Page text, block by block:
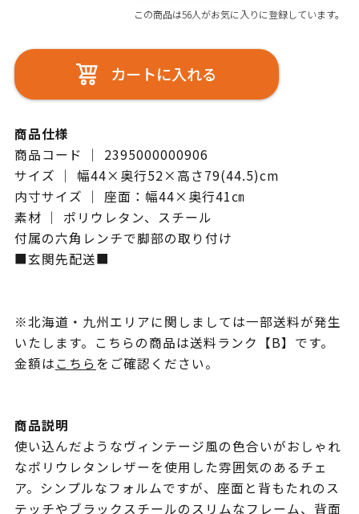
この商品は56人がお気に入りに登録しています。
カートに入れる
商品仕様
商品コード ｜ 2395000000906
サイズ ｜ 幅44×奥行52×高さ79(44.5)cm
内寸サイズ ｜ 座面：幅44×奥行41㎝
素材 ｜ ポリウレタン、スチール
付属の六角レンチで脚部の取り付け
■玄関先配送■
※北海道・九州エリアに関しましては一部送料が発生
いたします。こちらの商品は送料ランク【B】です。
金額はこちらをご確認ください。
商品説明
使い込んだようなヴィンテージ風の色合いがおしゃれ
なポリウレタンレザーを使用した雰囲気のあるチェ
ア。シンプルなフォルムですが、座面と背もたれのス
テッチやブラックスチールのスリムなフレーム、背面